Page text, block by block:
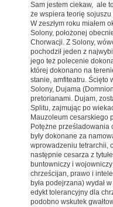
Sam jestem ciekaw, ale
że wspiera teorię sojuszu
W zeszłym roku miałem
Solony, położonej
Chorwacji. Z Solony,
pochodził jeden z
jego też polecenie
której dokonano na
stanie, amfiteatru. Ścięto
Solony, Dujama
pretorianami. Dujam,
Splitu, zajmując po
Mauzoleum cesarskiego
Potężne prześladowania
były dokonane za
wprowadzeniu tetrarchii,
następnie cesarza z
buntowniczy i
chrześcijan, prawo i
była podejrzana) wydał
edykt tolerancyjny dla
podobno wskutek